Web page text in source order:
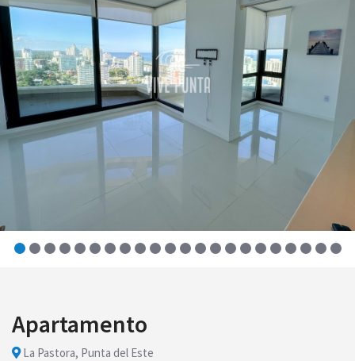
Apartamento
La Pastora, Punta del Este